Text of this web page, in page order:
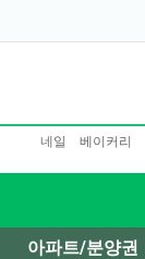
네일 베이커리
아파트/분양권